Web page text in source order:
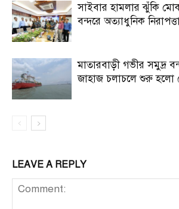
সাইবার হামলার ঝুঁকি
বন্দরে অত্যাধুনিক
মাতারবাড়ী গভীর সমুদ্র
জাহাজ চলাচলে শুরু হলো
LEAVE A REPLY